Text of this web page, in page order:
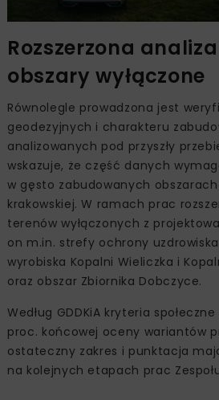
Rozszerzona
obszary wyłączone
Równolegle prowadzona jest
geodezyjnych i charakteru
analizowanych pod przyszły
wskazuje, że część danych
w gęsto zabudowanych
krakowskiej. W ramach prac
terenów wyłączonych z
on m.in. strefy ochrony
wyrobiska Kopalni Wieliczka i
oraz obszar Zbiornika Dobczyce.
Według GDDKiA kryteria
proc. końcowej oceny wariantów
ostateczny zakres i punktacja
na kolejnych etapach prac